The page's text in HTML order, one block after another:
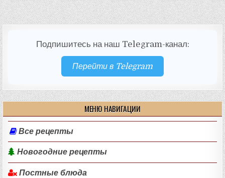
Подпишитесь на наш Telegram-канал:
Перейти в Telegram
МЕНЮ НАВИГАЦИИ
Все рецепты
Новогодние рецепты
Постные блюда